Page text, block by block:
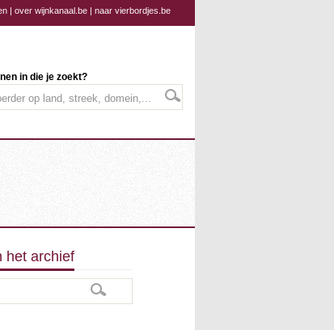
| over wijnkanaal.be | naar vierbordjes.be
in die je zoekt?
het archief